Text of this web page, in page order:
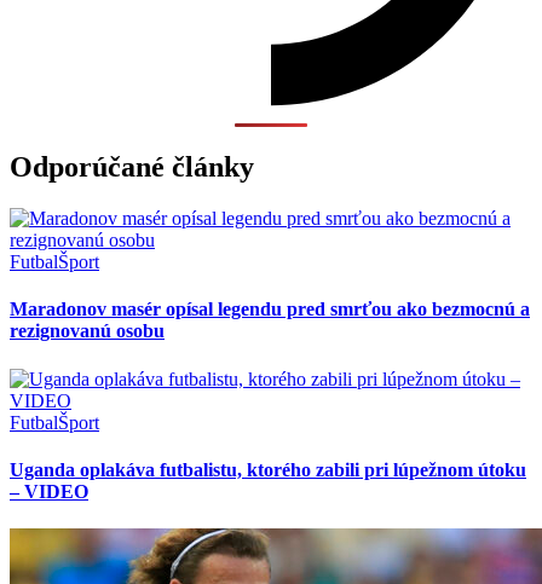
Odporúčané články
FutbalŠport
Maradonov masér opísal legendu pred smrťou ako bezmocnú a
rezignovanú osobu
FutbalŠport
Uganda oplakáva futbalistu, ktorého zabili pri lúpežnom útoku
– VIDEO